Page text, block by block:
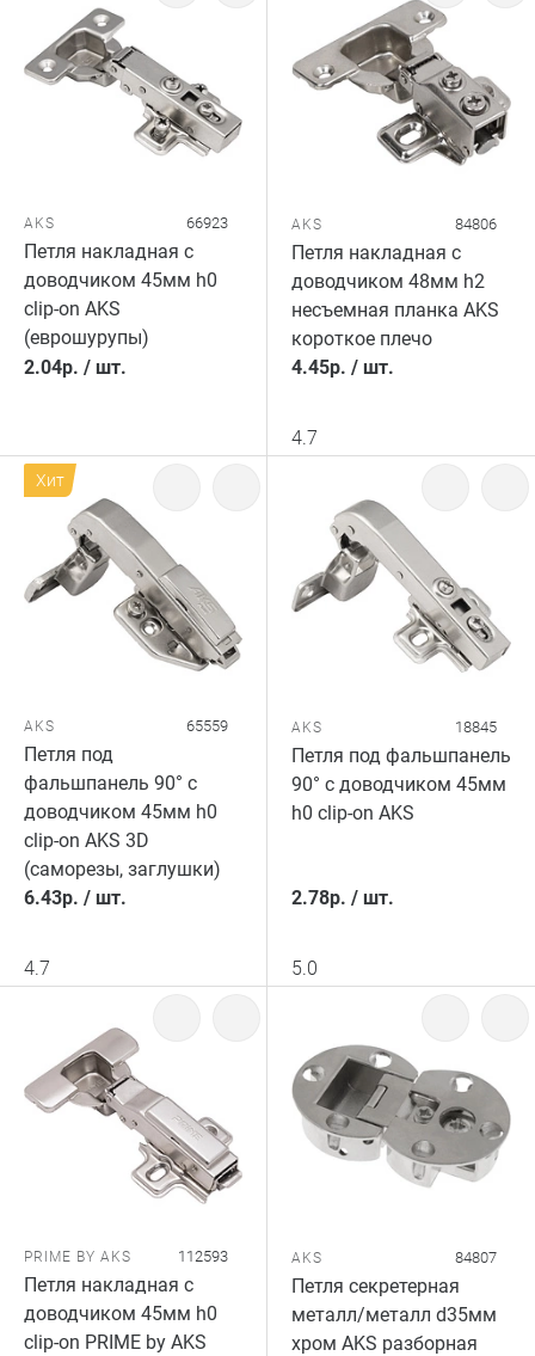
AKS 66923
Петля накладная с
доводчиком 45мм h0
clip-on AKS
(еврошурупы)
2.04р. / шт.
AKS 84806
Петля накладная с
доводчиком 48мм h2
несъемная планка AKS
короткое плечо
4.45р. / шт.
4.7
Хит
AKS 65559
Петля под
фальшпанель 90° с
доводчиком 45мм h0
clip-on AKS 3D
(саморезы, заглушки)
6.43р. / шт.
4.7
AKS 18845
Петля под фальшпанель
90° с доводчиком 45мм
h0 clip-on AKS
2.78р. / шт.
5.0
PRIME BY AKS 112593
Петля накладная с
доводчиком 45мм h0
clip-on PRIME by AKS
AKS 84807
Петля секретерная
металл/металл d35мм
хром AKS разборная